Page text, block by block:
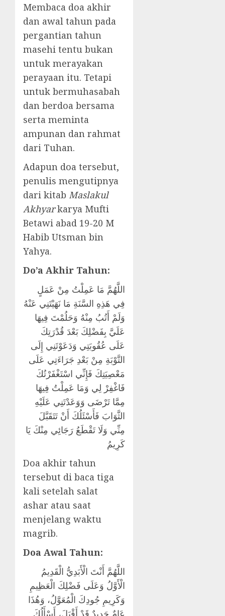
Membaca doa akhir
dan awal tahun pada
pergantian tahun
masehi tentu bukan
untuk merayakan
perayaan itu. Tetapi
untuk bermuhasabah
dan berdoa bersama
serta meminta
ampunan dan rahmat
dari Tuhan.
Adapun doa tersebut,
penulis mengutipnya
dari kitab Maslakul
Akhyarkarya Mufti
Betawi abad 19-20 M
Habib Utsman bin
Yahya.
Do’a Akhir Tahun:
اللَّهُمَّ مَا عَمِلْتُ مِنْ عَمَلٍ
فِي هَذِهِ السَّنَةِ مَا نَهَيْتَنِي عَنْهُ
وَلَمْ أَتُبُ مِنْهُ وَحَلُمْتَ فِيهَا
عَلَيَّ بِفَضْلِكَ بَعْدَ قُدْرَتِكَ
عَلَى عُقُوبَتِي وَدَعَوْتَنِي إِلَى
التَّوْبَةِ مِنْ بَعْدِ جَرَاءَتِي عَلَى
مَعْصِيَتِكَ فَإِنِّي اسْتَغْفَرْتُكَ
فَاغْفِرْ لِي وَمَا عَمِلْتُ فِيهَا
مِمَّا تَرْضَى وَوَعَدْتَنِي عَلَيْهِ
الثَّوَابَ فَأَسْئَلُكَ أَنْ تَتَقَبَّلَ
مِنِّي وَلَا تَقْطَعُ رَجَائِي مِنْكَ يَا
كَرِيمُ
Doa akhir tahun
tersebut di baca tiga
kali setelah salat
ashar atau saat
menjelang waktu
magrib.
Doa Awal Tahun:
اللَّهُمَّ أَنْتَ الْأَبَدِيُّ الْقَدِيمُ
الْأَوَّلُ وَعَلَى فَضْلِكَ الْعَظِيمِ
وَكَرِيمِ جُودِكَ الْمُعَوَّلُ، وَهُذَا
عَامٌ جَدِيدٌ قَدْ أَقْبَلَ، أَسْأَلُكَ